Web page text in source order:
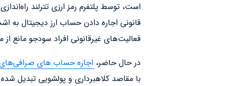
است، توسط پلتفرم رمز ارزی تترلند
قانونی اجاره دادن حساب ارز دیجیتال به
فعالیت‌های غیرقانونی افراد سودجو مانع
در حال حاضر، اجاره حساب های صرافی‌های
با مقاصد کلاهبرداری و پولشویی تبدیل